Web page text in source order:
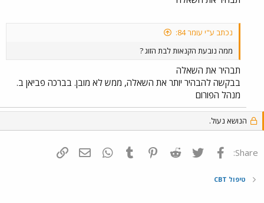
נכתב ע"י עומר 84:
ממה נובעת הקנאות לבת הזוג ?
תבהיר את השאלה
בבקשה להבהיר יותר את השאלה, ממש לא מובן. בברכה פביאן ב.
מנהל הפורום
הנושא נעול.
Share: פייסבוק Twitter
Reddit
Pinterest
Tumblr
WhatsAppדואר אלקטרוני
טיפול CBT